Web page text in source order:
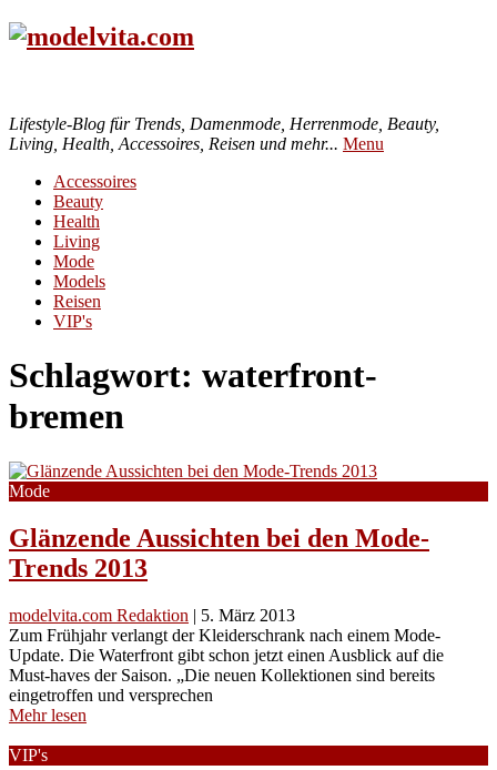
Lifestyle-Blog für Trends, Damenmode, Herrenmode, Beauty,
Living, Health, Accessoires, Reisen und mehr... Menu
Accessoires
Beauty
Health
Living
Mode
Models
Reisen
VIP's
Schlagwort: waterfront-
bremen
Mode
Glänzende Aussichten bei den Mode-
Trends 2013
modelvita.com Redaktion | 5. März 2013
Zum Frühjahr verlangt der Kleiderschrank nach einem Mode-
Update. Die Waterfront gibt schon jetzt einen Ausblick auf die
Must-haves der Saison. „Die neuen Kollektionen sind bereits
eingetroffen und versprechen
Mehr lesen
VIP's